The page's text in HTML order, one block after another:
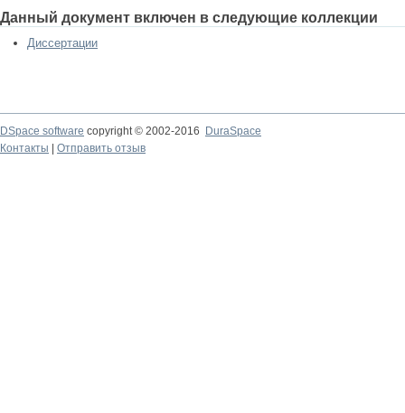
Данный документ включен в следующие коллекции
Диссертации
DSpace software copyright © 2002-2016
DuraSpace
Контакты
Отправить отзыв